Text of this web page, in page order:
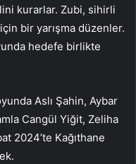
kurarlar. Zubi, sihirli
bir yarışma düzenler.
hedefe birlikte
Aslı Şahin, Aybar
Cangül Yiğit, Zeliha
2024’te Kağıthane